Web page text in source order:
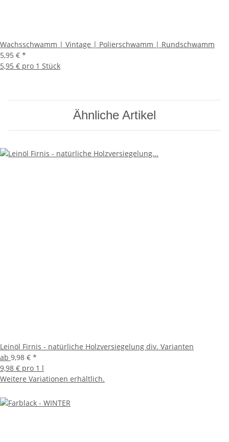
Wachsschwamm | Vintage | Polierschwamm | Rundschwamm
5,95 € *
5,95 € pro 1 Stück
Ähnliche Artikel
Leinöl Firnis - natürliche Holzversiegelung div. Varianten
ab 9,98 € *
9,98 € pro 1 l
Weitere Variationen erhältlich.